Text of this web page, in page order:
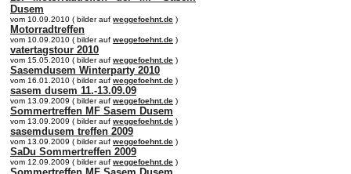
Dusem
vom 10.09.2010 ( bilder auf weggefoehnt.de )
Motorradtreffen
vom 10.09.2010 ( bilder auf weggefoehnt.de )
vatertagstour 2010
vom 15.05.2010 ( bilder auf weggefoehnt.de )
Sasemdusem Winterparty 2010
vom 16.01.2010 ( bilder auf weggefoehnt.de )
sasem dusem 11.-13.09.09
vom 13.09.2009 ( bilder auf weggefoehnt.de )
Sommertreffen MF Sasem Dusem
vom 13.09.2009 ( bilder auf weggefoehnt.de )
sasemdusem treffen 2009
vom 13.09.2009 ( bilder auf weggefoehnt.de )
SaDu Sommertreffen 2009
vom 12.09.2009 ( bilder auf weggefoehnt.de )